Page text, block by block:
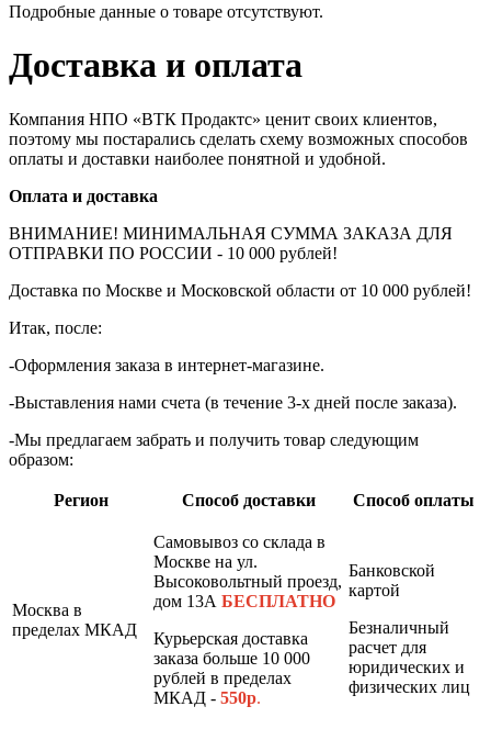
Подробные данные о товаре отсутствуют.
Доставка и оплата
Компания НПО «ВТК Продактс» ценит своих клиентов,
поэтому мы постарались сделать схему возможных способов
оплаты и доставки наиболее понятной и удобной.
Оплата и доставка
ВНИМАНИЕ! МИНИМАЛЬНАЯ СУММА ЗАКАЗА ДЛЯ
ОТПРАВКИ ПО РОССИИ - 10 000 рублей!
Доставка по Москве и Московской области от 10 000 рублей!
Итак, после:
-Оформления заказа в интернет-магазине.
-Выставления нами счета (в течение 3-х дней после заказа).
-Мы предлагаем забрать и получить товар следующим
образом:
Регион Способ доставки Способ оплаты
Москва в
пределах МКАД
Самовывоз со склада в
Москве на ул.
Высоковольтный проезд,
дом 13А БЕСПЛАТНО
Курьерская доставка
заказа больше 10 000
рублей в пределах
МКАД - 550р.
Банковской
картой
Безналичный
расчет для
юридических и
физических лиц